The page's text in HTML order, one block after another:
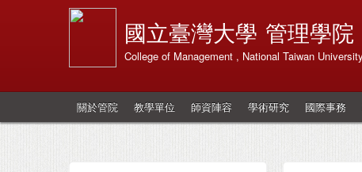
國立臺灣大學 管理學院
College of Management , National Taiwan University
關於管院 教學單位 師資陣容 學術研究 國際事務